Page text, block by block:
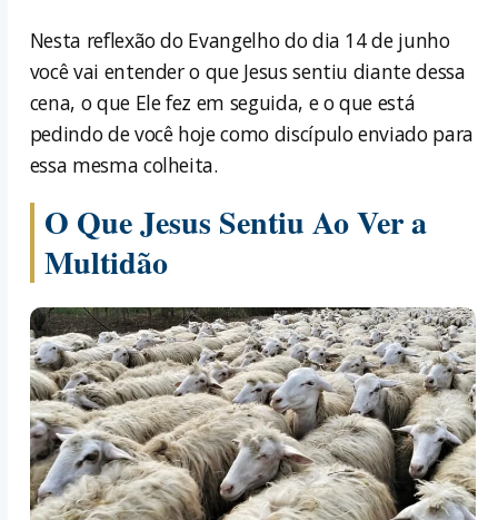
Nesta reflexão do Evangelho do dia 14 de junho
você vai entender o que Jesus sentiu diante dessa
cena, o que Ele fez em seguida, e o que está
pedindo de você hoje como discípulo enviado para
essa mesma colheita.
O Que Jesus Sentiu Ao Ver a
Multidão